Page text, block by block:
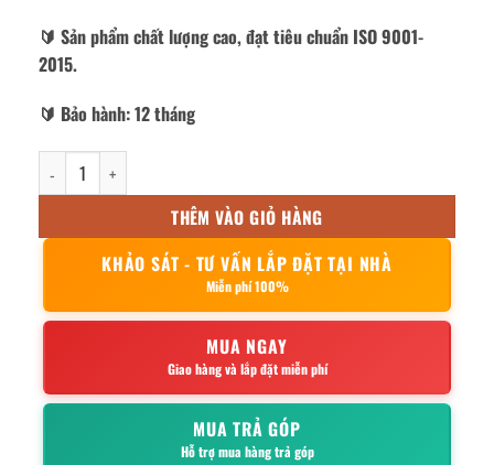
🔰️ Sản phẩm chất lượng cao, đạt tiêu chuẩn ISO 9001-
2015.
🔰️ Bảo hành: 12 tháng
Khay cơm inox 6 ngăn số lượng
THÊM VÀO GIỎ HÀNG
KHẢO SÁT - TƯ VẤN LẮP ĐẶT TẠI NHÀ
Miễn phí 100%
MUA NGAY
Giao hàng và lắp đặt miễn phí
MUA TRẢ GÓP
Hỗ trợ mua hàng trả góp